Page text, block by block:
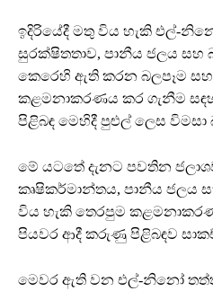
ඉදිරියේදී මතු විය හැකි එල්-
සුරක්ෂිතතාව, පානීය ජලය සහ
කෙරෙහි ඇති කරන බලපෑම සහ
කළමනාකරණය කර ගැනීම
පිළිබඳ මෙහිදී පුළුල් ලෙස විමසා
මේ යටතේ දැනට පවතින
කෘෂිකර්මාන්තය, පානීය ජලය
විය හැකි තෙරපුම
පියවර ආදී කරුණු පිළිබඳව
මෙවර ඇති වන එල්-නිනෝ